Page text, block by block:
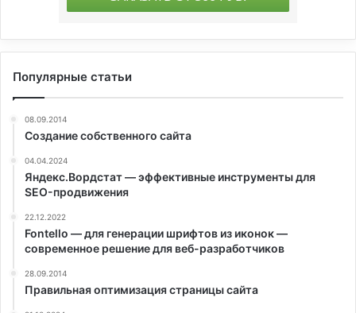
Популярные статьи
08.09.2014
Создание собственного сайта
04.04.2024
Яндекс.Вордстат — эффективные инструменты для
SEO-продвижения
22.12.2022
Fontello — для генерации шрифтов из иконок —
современное решение для веб-разработчиков
28.09.2014
Правильная оптимизация страницы сайта